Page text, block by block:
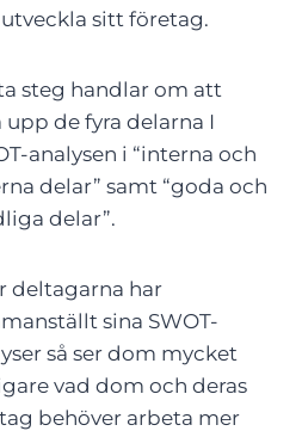
sitt företag.
steg handlar om att
upp de fyra delarna I
analysen i “interna och
delar” samt “goda och
delar”.
deltagarna har
sina SWOT-
så ser dom mycket
vad dom och deras
behöver arbeta mer